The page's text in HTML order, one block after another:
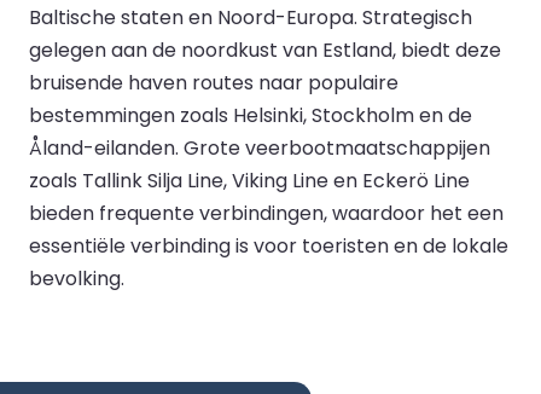
Baltische staten en Noord-Europa. Strategisch
gelegen aan de noordkust van Estland, biedt deze
bruisende haven routes naar populaire
bestemmingen zoals Helsinki, Stockholm en de
Åland-eilanden. Grote veerbootmaatschappijen
zoals Tallink Silja Line, Viking Line en Eckerö Line
bieden frequente verbindingen, waardoor het een
essentiële verbinding is voor toeristen en de lokale
bevolking.